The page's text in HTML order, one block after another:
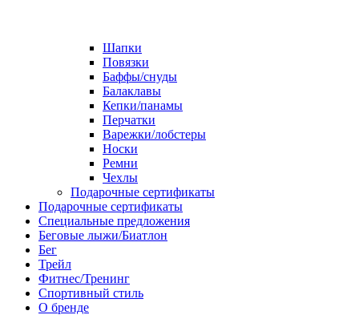
Шапки
Повязки
Баффы/снуды
Балаклавы
Кепки/панамы
Перчатки
Варежки/лобстеры
Носки
Ремни
Чехлы
Подарочные сертификаты
Подарочные сертификаты
Специальные предложения
Беговые лыжи/Биатлон
Бег
Трейл
Фитнес/Тренинг
Спортивный стиль
О бренде